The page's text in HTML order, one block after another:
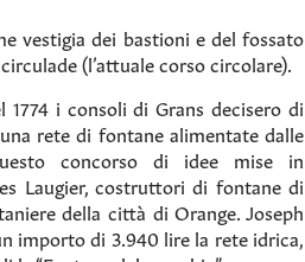
vestigia dei bastioni e del fossato
(l’attuale corso circolare).
i consoli di Grans decisero di
rete di fontane alimentate dalle
concorso di idee mise in
Laugier, costruttori di fontane di
della città di Orange. Joseph
importo di 3.940 lire la rete idrica,